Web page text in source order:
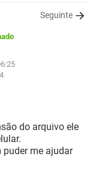
Seguinte
do arquivo ele
puder me ajudar